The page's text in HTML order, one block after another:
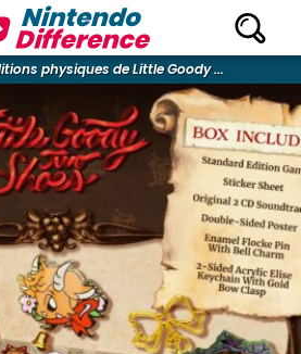
physiques de Little Goody ...